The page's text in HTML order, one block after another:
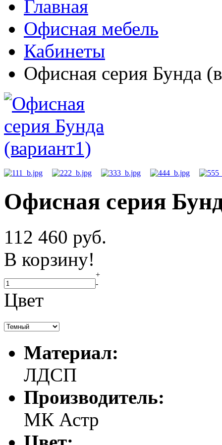
Главная
Офисная мебель
Кабинеты
Офисная серия Бунда
Офисная серия
112 460 руб.
В корзину!
+
-
Цвет
Материал:
ЛДСП
Производитель:
МК Астр